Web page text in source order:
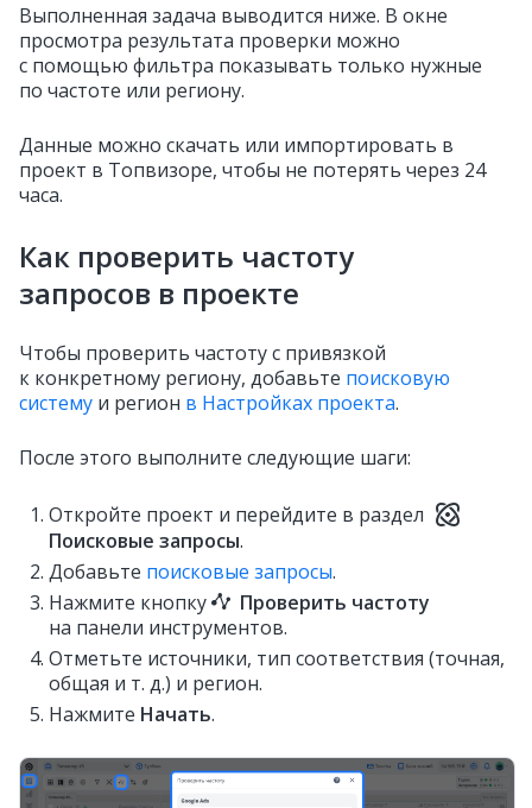
Выполненная задача выводится ниже. В окне
просмотра результата проверки можно
с помощью фильтра показывать только нужные
по частоте или региону.
Данные можно скачать или импортировать в
проект в Топвизоре, чтобы не потерять через 24
часа.
Как проверить частоту
запросов в проекте
Чтобы проверить частоту с привязкой
к конкретному региону, добавьте поисковую
систему и регион в Настройках проекта.
После этого выполните следующие шаги:
Откройте проект и перейдите в раздел
Поисковые запросы.
Добавьте поисковые запросы.
Нажмите кнопку
Проверить частоту
на панели инструментов.
Отметьте источники, тип соответствия (точная,
общая и т. д.) и регион.
Нажмите Начать.